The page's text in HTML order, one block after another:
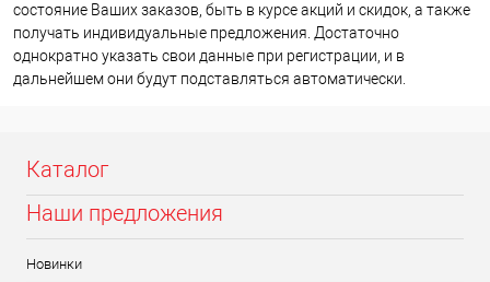
состояние Ваших заказов, быть в курсе акций и скидок, а также
получать индивидуальные предложения. Достаточно
однократно указать свои данные при регистрации, и в
дальнейшем они будут подставляться автоматически.
Каталог
Наши предложения
Новинки